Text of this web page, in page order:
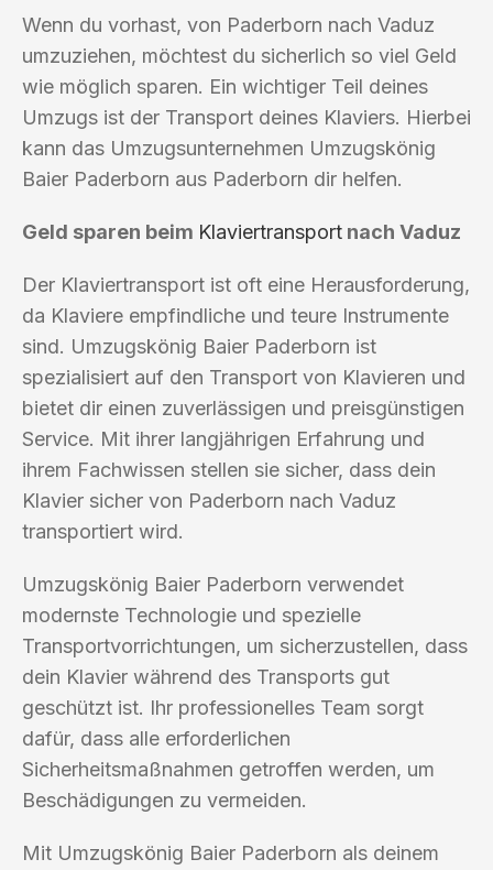
Wenn du vorhast, von Paderborn nach Vaduz
umzuziehen, möchtest du sicherlich so viel Geld
wie möglich sparen. Ein wichtiger Teil deines
Umzugs ist der Transport deines Klaviers. Hierbei
kann das Umzugsunternehmen Umzugskönig
Baier Paderborn aus Paderborn dir helfen.
Geld sparen beim Klaviertransport nach Vaduz
Der Klaviertransport ist oft eine Herausforderung,
da Klaviere empfindliche und teure Instrumente
sind. Umzugskönig Baier Paderborn ist
spezialisiert auf den Transport von Klavieren und
bietet dir einen zuverlässigen und preisgünstigen
Service. Mit ihrer langjährigen Erfahrung und
ihrem Fachwissen stellen sie sicher, dass dein
Klavier sicher von Paderborn nach Vaduz
transportiert wird.
Umzugskönig Baier Paderborn verwendet
modernste Technologie und spezielle
Transportvorrichtungen, um sicherzustellen, dass
dein Klavier während des Transports gut
geschützt ist. Ihr professionelles Team sorgt
dafür, dass alle erforderlichen
Sicherheitsmaßnahmen getroffen werden, um
Beschädigungen zu vermeiden.
Mit Umzugskönig Baier Paderborn als deinem